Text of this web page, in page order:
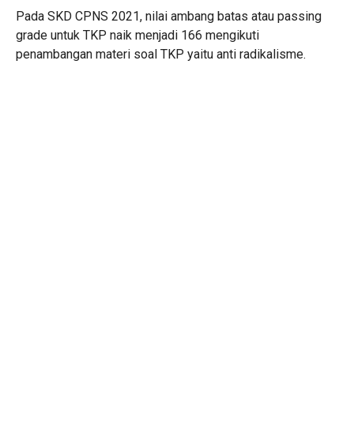
Pada SKD CPNS 2021, nilai ambang batas atau passing
grade untuk TKP naik menjadi 166 mengikuti
penambangan materi soal TKP yaitu anti radikalisme.